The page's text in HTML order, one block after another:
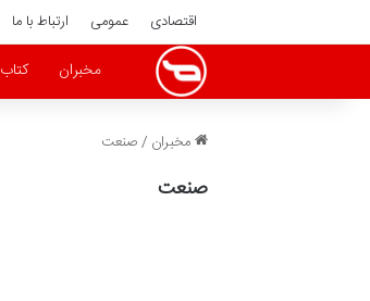
اقتصادی عمومی ارتباط با ما
مخبران کتاب
مخبران /صنعت
صنعت